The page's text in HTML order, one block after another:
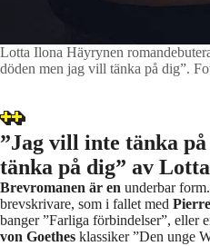
Lotta Ilona Häyrynen
döden men jag vill tänka på dig”.
”Jag vill inte tänka
tänka på dig” av
Brevromanen är en underbar
brevskrivare, som i fallet med
banger ”Farliga förbindelser”, eller
von Goethes klassiker ”Den unge